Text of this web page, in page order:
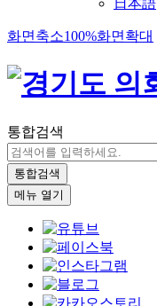
日本語
화면축소100%화면확대
통합검색
통합검색
메뉴 열기